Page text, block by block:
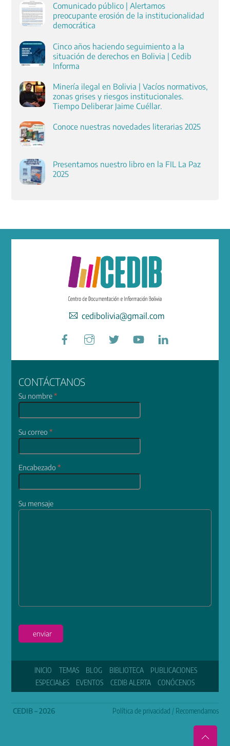
Comunicado público | Alertamos
preocupante erosión de la institucionalidad
democrática
Cinco años haciendo seguimiento a la
situación de derechos en Bolivia | Cedib
Informa
Minería ilegal en Bolivia | Vacíos normativos,
zonas grises y riesgos institucionales.
Tiempo Deliberar Jaime Cuéllar.
Conoce nuestras novedades literarias 2025
Presentamos nuestro libro en la FIL La Paz
2025
cedibolivia@gmail.com
Facebook
CONTÁCTANOS
Su nombre*
Su correo*
Encabezado*
Su mensaje
enviar
INICIO TEMAS BLOG BIBLIOTECA
PUBLICACIONES
ESPECIALES
EVENTOS CEDIB ALERTA CONÓCENOS
CEDIB – 2026 Política de privacidad / Recomendamos